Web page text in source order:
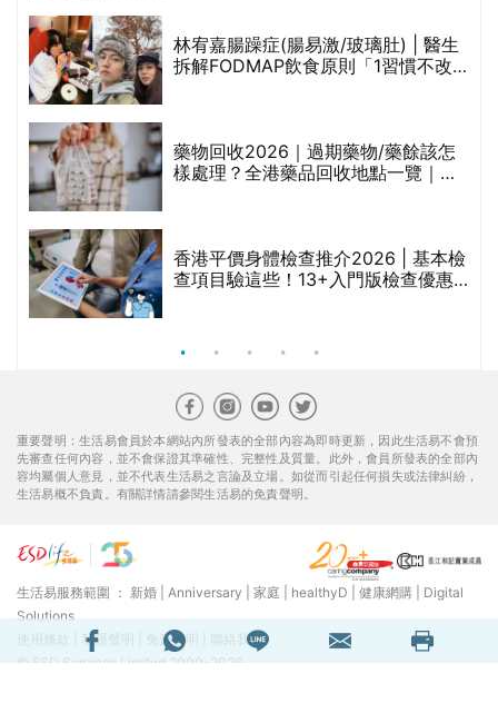
林宥嘉腸躁症(腸易激/玻璃肚) | 醫生
拆解FODMAP飲食原則「1習慣不改
藥物回收2026｜過期藥物/藥餘該怎
樣處理？全港藥品回收地點一覽｜屈
香港平價身體檢查推介2026 | 基本檢
查項目驗這些！13+入門版檢查優惠
重要聲明：生活易會員於本網站內所發表的全部內容為即時更新，因此生活易不會預
先審查任何內容，並不會保證其準確性、完整性及質量。此外，會員所發表的全部內
容均屬個人意見，並不代表生活易之言論及立場。如從而引起任何損失或法律糾紛，
生活易概不負責。有關詳情請參閱生活易的免責聲明。
生活易服務範圍 ： 新婚 Anniversary 家庭 healthyD 健康網購
Digital
Solutions
使用條款
私隱聲明 免責聲明
聯絡我們
© ESD Services Limited 2000-2026